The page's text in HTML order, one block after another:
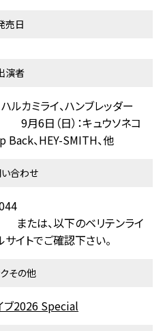
売日
演者
ルカミライ、ハンブレッダー
（日）：キュウソネコ
Back、HEY-SMITH、他
合わせ
028-614-4044
ベリテンライ
イトでご確認下さい。
クその他
ブ2026 Special